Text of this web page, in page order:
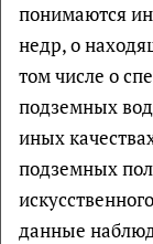
понимаются
недр, о
том числе о
подземных
иных
подземных
данные